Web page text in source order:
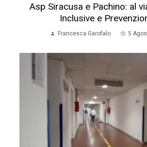
Asp Siracusa e Pachino: al
Inclusive e
Francesca Garofalo 5